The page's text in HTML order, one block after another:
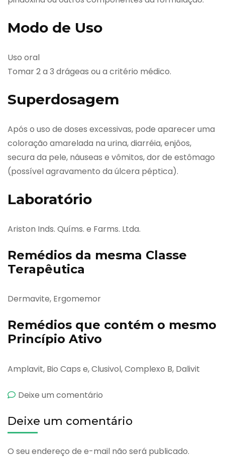
Modo de Uso
Uso oral
Tomar 2 a 3 drágeas ou a critério médico.
Superdosagem
Após o uso de doses excessivas, pode aparecer uma
coloração amarelada na urina, diarréia, enjôos,
secura da pele, náuseas e vômitos, dor de estômago
(possível agravamento da úlcera péptica).
Laboratório
Ariston Inds. Químs. e Farms. Ltda.
Remédios da mesma Classe
Terapêutica
Dermavite, Ergomemor
Remédios que contém o mesmo
Princípio Ativo
Amplavit, Bio Caps e, Clusivol, Complexo B, Dalivit
Deixe um comentário
Deixe um comentário
O seu endereço de e-mail não será publicado.